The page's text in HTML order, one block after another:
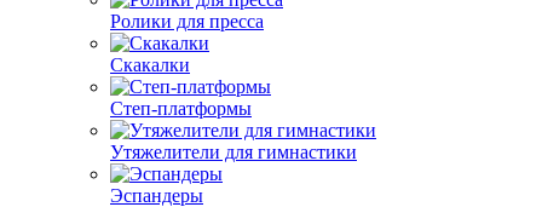
Ролики для пресса
Скакалки
Степ-платформы
Утяжелители для гимнастики
Эспандеры